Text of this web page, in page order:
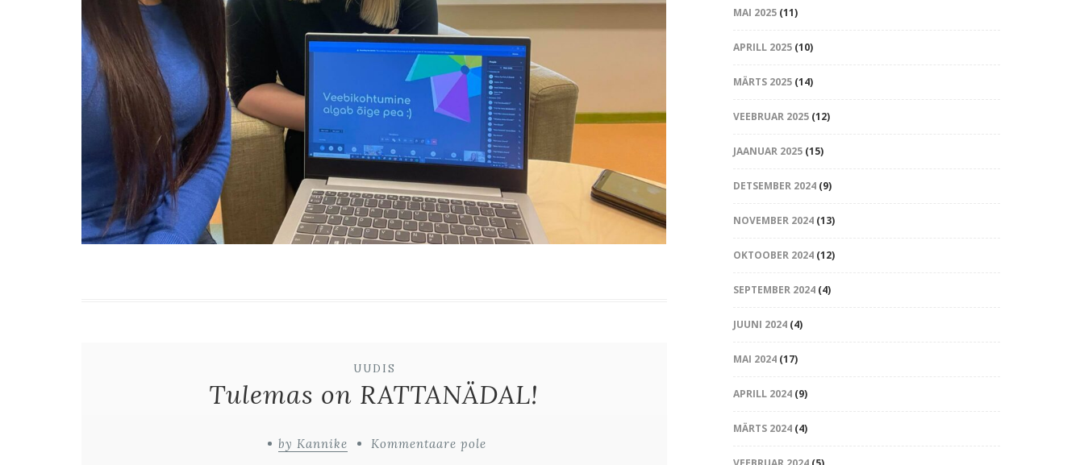
UUDIS
Tulemas on RATTANÄDAL!
by Kannike Kommentaare pole
MAI 2025(11)
APRILL 2025(10)
MÄRTS 2025(14)
VEEBRUAR 2025(12)
JAANUAR 2025(15)
DETSEMBER 2024(9)
NOVEMBER 2024(13)
OKTOOBER 2024(12)
SEPTEMBER 2024(4)
JUUNI 2024(4)
MAI 2024(17)
APRILL 2024(9)
MÄRTS 2024(4)